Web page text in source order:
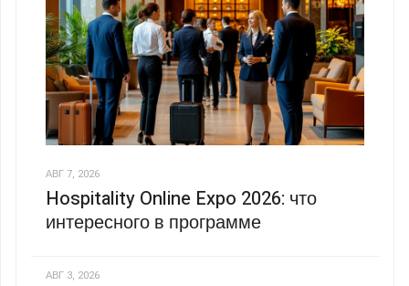
АВГ 7, 2026
Hospitality Online Expo 2026: что
интересного в программе
АВГ 3, 2026